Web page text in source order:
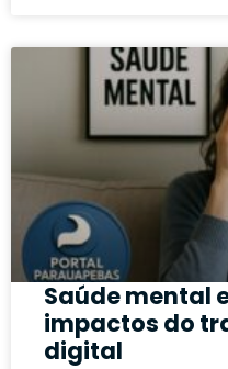
Saúde mental
impactos do
digital